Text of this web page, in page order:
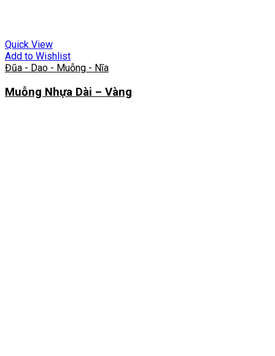
Quick View
Add to Wishlist
Đũa - Dao - Muỗng - Nĩa
Muỗng Nhựa Dài – Vàng